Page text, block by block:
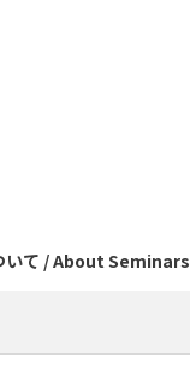
いて / About Seminars